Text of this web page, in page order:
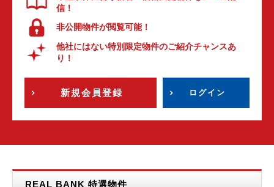
信！
非公開物件が閲覧可能！
他社にはない特別限定物件のご紹介チャンスあ
り！
新規会員登録 ログイン
REAL BANK 特選物件